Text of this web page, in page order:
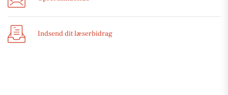
Indsend dit læserbidrag